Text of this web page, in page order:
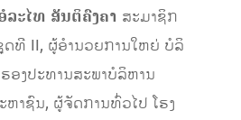
ລະໄທ ສັນຕິຄົງຄາ ສະມາຊິກ
ດທີ II, ຜູ້ອຳນວຍການໃຫຍ່ ບໍລິ
ອງປະທານສະພາບໍລິຫານ
ຫາຊົນ, ຜູ້ຈັດການທົ່ວໄປ ໂຮງ